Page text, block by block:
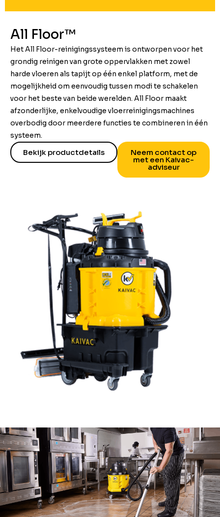
All Floor™
Het All Floor-reinigingssysteem is ontworpen voor het
grondig reinigen van grote oppervlakken met zowel
harde vloeren als tapijt op één enkel platform, met de
mogelijkheid om eenvoudig tussen modi te schakelen
voor het beste van beide werelden. All Floor maakt
afzonderlijke, enkelvoudige vloerreinigingsmachines
overbodig door meerdere functies te combineren in één
systeem.
Bekijk productdetails Neem contact op
met een Kaivac-
adviseur